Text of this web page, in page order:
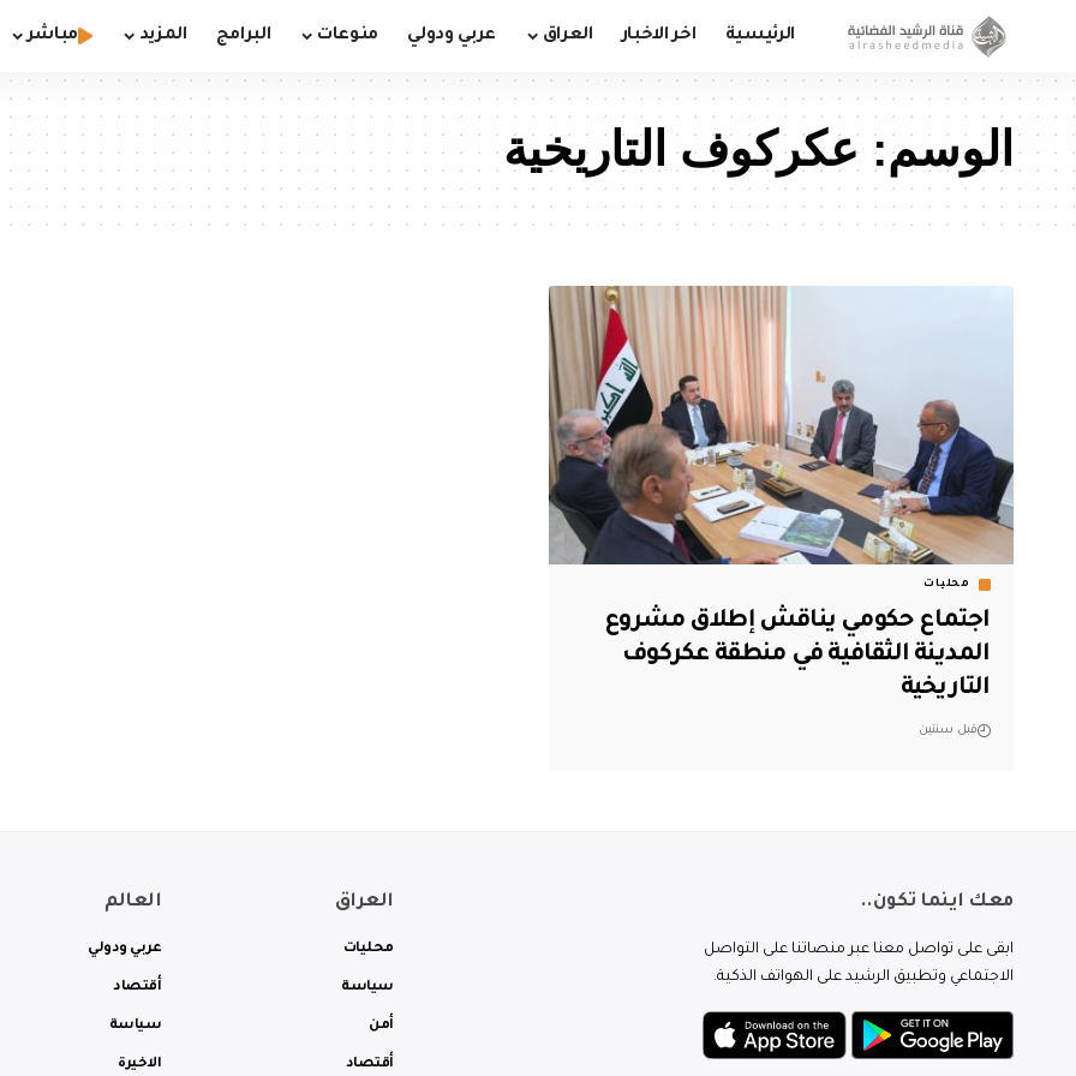
الرئيسية اخر الاخبار العراق عربي ودولي منوعات البرامج المزيد مباشر
الوسم: عكركوف التاريخية
محليات
اجتماع حكومي يناقش إطلاق مشروع
المدينة الثقافية في منطقة عكركوف
التاريخية
قبل سنتين
معك اينما تكون..
ابقى على تواصل معنا عبر منصاتنا على التواصل
الاجتماعي وتطبيق الرشيد على الهواتف الذكية.
العراق
محليات
سياسة
أمن
أقتصاد
العالم
عربي ودولي
أقتصاد
سياسة
الاخيرة